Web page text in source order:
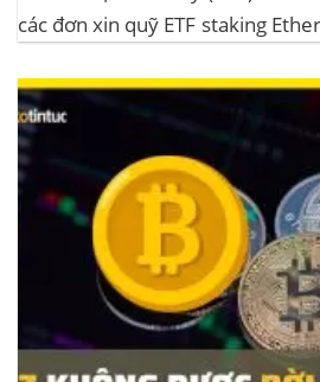
các đơn xin quỹ ETF staking
10/2025 để thu thập thêm ý